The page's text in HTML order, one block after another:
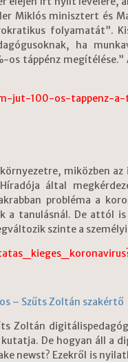
Miklós minisztert és
folyamatát”.
ha
táppénz megítélése.”
jut-100-os-tappenz-a-
miközben
által
probléma a
a tanulásnál. De attól
szinte a
– Szűts Zoltán szakértő
Zoltán
De hogyan áll a
newst? Ezekről is